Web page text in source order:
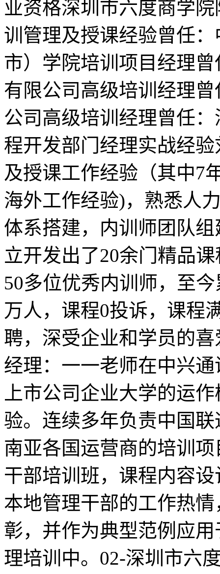
业资格深圳市六度商学
训管理及授课经验曾任
市）学院培训项目经理
有限公司高级培训经理
公司高级培训经理曾任
程开发部门经理实战经
及授课工作经验（其中7
海外工作经验)，熟悉人
体系搭建，内训师团队
立开发出了20余门精品
50多位优秀内训师，至
万人，课程0投诉，课程
聘，深受企业和学员的
经理：一一老师在中兴
上市公司企业大学的运
验。连续多年负责中国
南亚各国运营商的培训
干部培训班，课程内容
本地管理干部的工作热
彰，并作为典型范例应
理培训中。02-深圳市六